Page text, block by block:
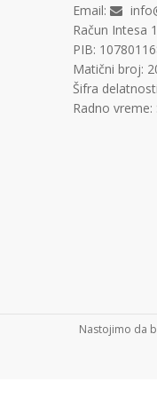
Email:
Račun Intesa
PIB:
Matični broj:
Šifra
Radno vreme:
Nastojimo da